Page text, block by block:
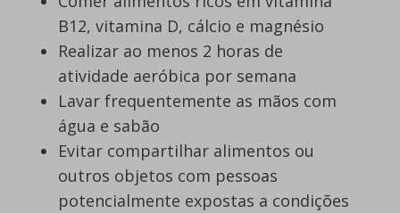
B12, vitamina D, cálcio e magnésio
Realizar ao menos 2 horas de
atividade aeróbica por semana
Lavar frequentemente as mãos com
água e sabão
Evitar compartilhar alimentos ou
outros objetos com pessoas
potencialmente expostas a condições